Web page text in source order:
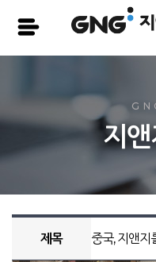
지
제목 중국, 지앤지